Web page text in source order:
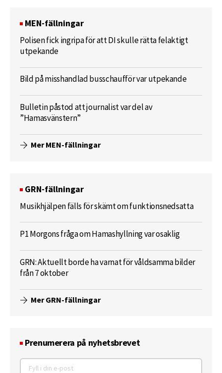
MEN-fällningar
Polisen fick ingripa för att DI skulle rätta felaktigt
utpekande
Bild på misshandlad busschaufför var utpekande
Bulletin påstod att journalist var del av
”Hamasvänstern”
Mer MEN-fällningar
GRN-fällningar
Musikhjälpen fälls för skämt om funktionsnedsatta
P1 Morgons fråga om Hamashyllning var osaklig
GRN: Aktuellt borde ha varnat för våldsamma bilder
från 7 oktober
Mer GRN-fällningar
Prenumerera på nyhetsbrevet